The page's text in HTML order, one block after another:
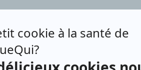
Personnages